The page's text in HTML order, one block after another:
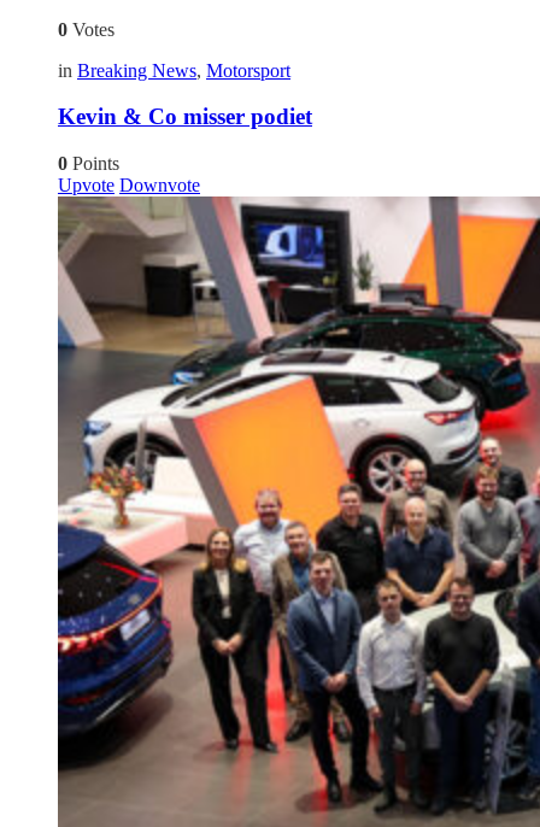
0 Votes
in Breaking News, Motorsport
Kevin & Co misser podiet
0 Points
Upvote Downvote